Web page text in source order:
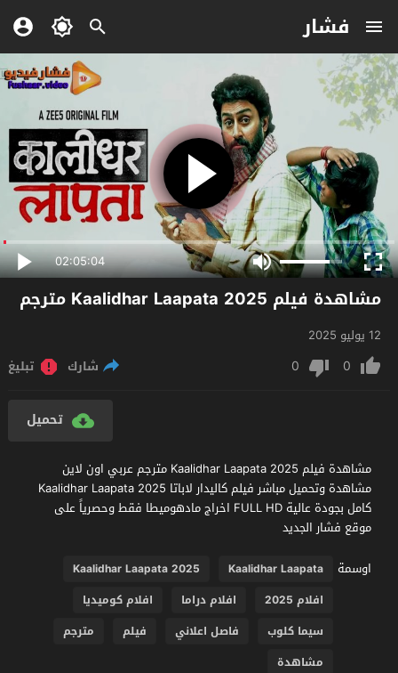
فشار
02:05:04
مشاهدة فيلم Kaalidhar Laapata 2025 مترجم
12 يوليو 2025
0
0 شارك تبليغ
تحميل
مشاهدة فيلم Kaalidhar Laapata 2025 مترجم عربي اون لاين
مشاهدة وتحميل مباشر فيلم كاليدار لاباتا Kaalidhar Laapata 2025
كامل بجودة عالية FULL HD اخراج مادهوميطا فقط وحصرياً على
موقع فشار الجديد
اوسمة
Kaalidhar Laapata
Kaalidhar Laapata 2025
افلام 2025
افلام دراما
افلام كوميديا
سيما كلوب
فاصل اعلاني فيلم
مترجم
مشاهدة